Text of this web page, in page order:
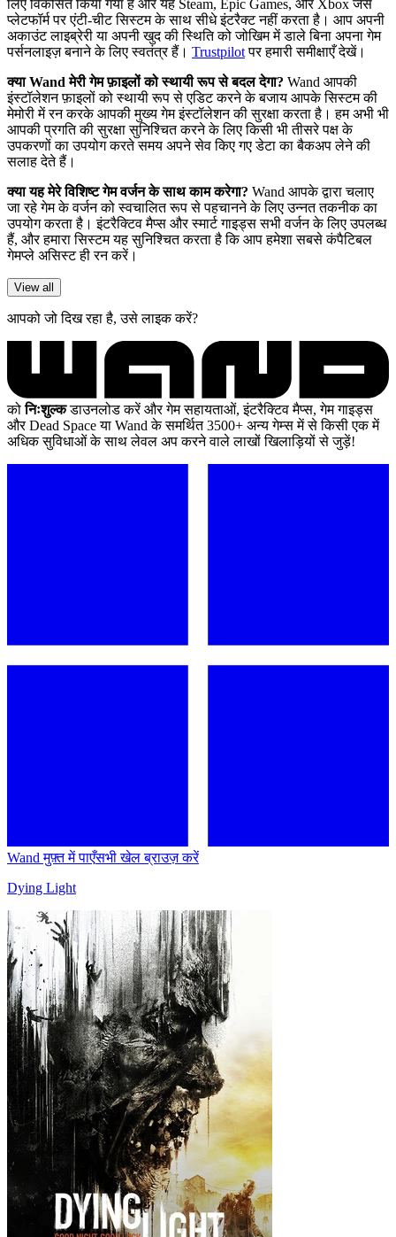
लिए विकसित किया गया है और यह Steam, Epic Games, और Xbox जैसे
प्लेटफॉर्म पर एंटी-चीट सिस्टम के साथ सीधे इंटरैक्ट नहीं करता है। आप अपनी
अकाउंट लाइब्रेरी या अपनी खुद की स्थिति को जोखिम में डाले बिना अपना गेम
पर्सनलाइज़ बनाने के लिए स्वतंत्र हैं। Trustpilotपर हमारी समीक्षाएँ देखें।
क्या Wand मेरी गेम फ़ाइलों को स्थायी रूप से बदल देगा? Wand आपकी
इंस्टॉलेशन फ़ाइलों को स्थायी रूप से एडिट करने के बजाय आपके सिस्टम की
मेमोरी में रन करके आपकी मुख्य गेम इंस्टॉलेशन की सुरक्षा करता है। हम अभी भी
आपकी प्रगति की सुरक्षा सुनिश्चित करने के लिए किसी भी तीसरे पक्ष के
उपकरणों का उपयोग करते समय अपने सेव किए गए डेटा का बैकअप लेने की
सलाह देते हैं।
क्या यह मेरे विशिष्ट गेम वर्जन के साथ काम करेगा? Wand आपके द्वारा चलाए
जा रहे गेम के वर्जन को स्वचालित रूप से पहचानने के लिए उन्नत तकनीक का
उपयोग करता है। इंटरैक्टिव मैप्स और स्मार्ट गाइड्स सभी वर्जन के लिए उपलब्ध
हैं, और हमारा सिस्टम यह सुनिश्चित करता है कि आप हमेशा सबसे कंपैटिबल
गेमप्ले असिस्ट ही रन करें।
View all
आपको जो दिख रहा है, उसे लाइक करें?
कोनिःशुल्कडाउनलोड करें और गेम सहायताओं, इंटरैक्टिव मैप्स, गेम गाइड्स
और Dead Space या Wand के समर्थित 3500+ अन्य गेम्स में से किसी एक में
अधिक सुविधाओं के साथ लेवल अप करने वाले लाखों खिलाड़ियों से जुड़ें!
Wand मुफ़्त में पाएँसभी खेल ब्राउज़ करें
Dying Light